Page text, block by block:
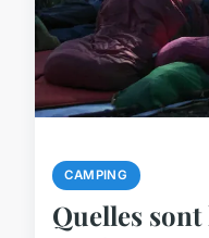
CAMPING
Quelles